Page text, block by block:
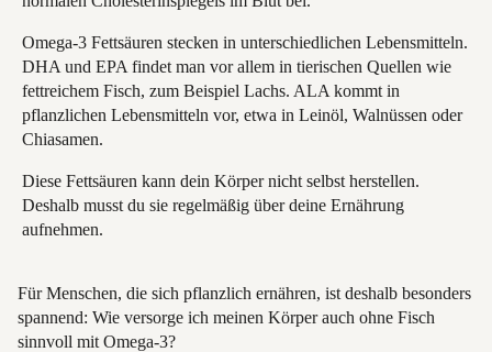
Omega-3 Fettsäuren stecken in unterschiedlichen Lebensmitteln.
DHA und EPA findet man vor allem in tierischen Quellen wie
fettreichem Fisch, zum Beispiel Lachs. ALA kommt in
pflanzlichen Lebensmitteln vor, etwa in Leinöl, Walnüssen oder
Chiasamen.
Diese Fettsäuren kann dein Körper nicht selbst herstellen.
Deshalb musst du sie regelmäßig über deine Ernährung
aufnehmen.
Für Menschen, die sich pflanzlich ernähren, ist deshalb besonders
spannend: Wie versorge ich meinen Körper auch ohne Fisch
sinnvoll mit Omega-3?